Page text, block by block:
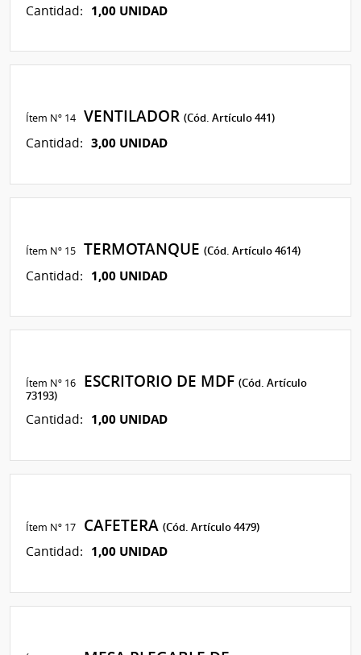
Cantidad: 1,00 UNIDAD
Ítem Nº 14 VENTILADOR(Cód. Artículo 441)
Cantidad: 3,00 UNIDAD
Ítem Nº 15 TERMOTANQUE(Cód. Artículo 4614)
Cantidad: 1,00 UNIDAD
Ítem Nº 16 ESCRITORIO DE MDF(Cód. Artículo
73193)
Cantidad: 1,00 UNIDAD
Ítem Nº 17 CAFETERA(Cód. Artículo 4479)
Cantidad: 1,00 UNIDAD